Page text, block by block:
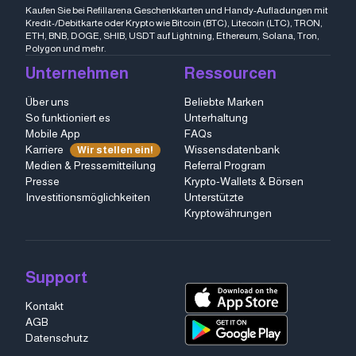
Kaufen Sie bei Refillarena Geschenkkarten und Handy-Aufladungen mit
Kredit-/Debitkarte oder Krypto wie Bitcoin (BTC), Litecoin (LTC), TRON,
ETH, BNB, DOGE, SHIB, USDT auf Lightning, Ethereum, Solana, Tron,
Polygon und mehr.
Unternehmen
Über uns
So funktioniert es
Mobile App
Karriere
Wir stellen ein!
Medien & Pressemitteilung
Presse
Investitionsmöglichkeiten
Ressourcen
Beliebte Marken
Unterhaltung
FAQs
Wissensdatenbank
Referral Program
Krypto-Wallets & Börsen
Unterstützte
Kryptowährungen
Support
Kontakt
AGB
Datenschutz